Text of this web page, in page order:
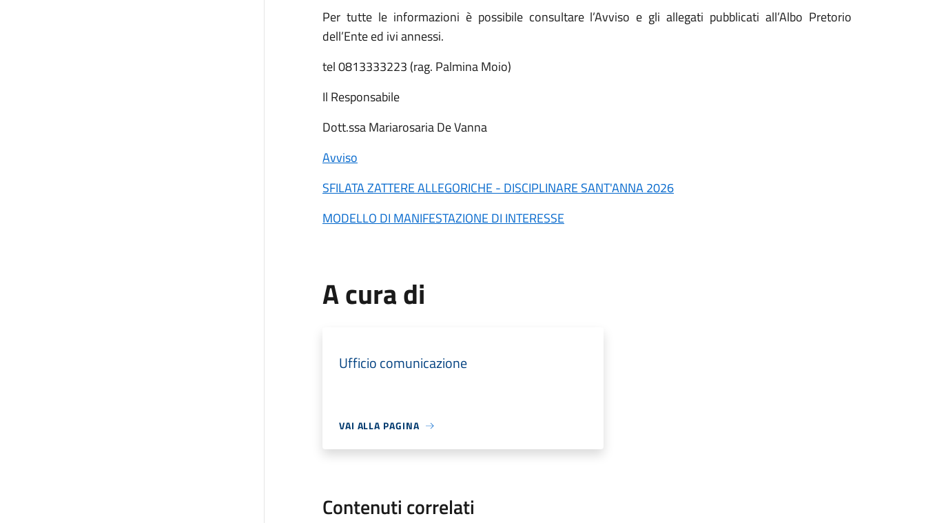
Per tutte le informazioni è possibile consultare l’Avviso e gli allegati pubblicati all’Albo Pretorio
dell’Ente ed ivi annessi.
tel 0813333223 (rag. Palmina Moio)
Il Responsabile
Dott.ssa Mariarosaria De Vanna
Avviso
SFILATA ZATTERE ALLEGORICHE - DISCIPLINARE SANT'ANNA 2026
MODELLO DI MANIFESTAZIONE DI INTERESSE
A cura di
Ufficio comunicazione
VAI ALLA PAGINA
Contenuti correlati